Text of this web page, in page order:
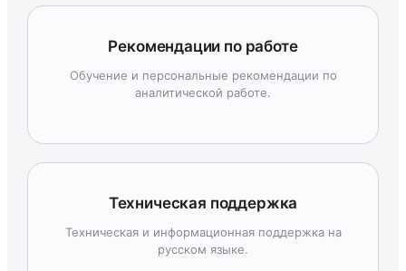
Рекомендации по работе
Обучение и персональные рекомендации по
аналитической работе.
Техническая поддержка
Техническая и информационная поддержка на
русском языке.